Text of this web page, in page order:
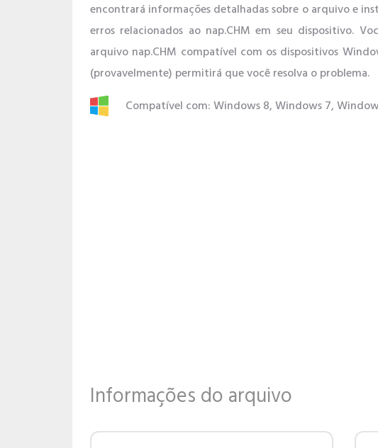
encontrará informações detalhadas sobre o arquivo e
erros relacionados ao nap.CHM em seu dispositivo.
arquivo nap.CHM compatível com os dispositivos
(provavelmente) permitirá que você resolva o problema.
Compatível com: Windows 8, Windows 7,
Informações do arquivo